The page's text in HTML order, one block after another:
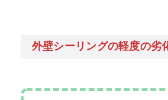
外壁シーリングの軽度の劣